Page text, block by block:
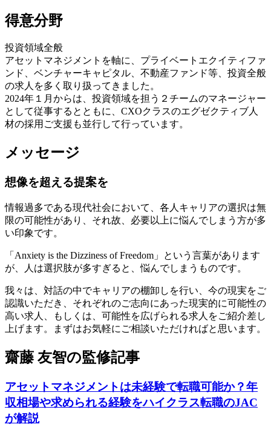
得意分野
投資領域全般
アセットマネジメントを軸に、プライベートエクイティファ
ンド、ベンチャーキャピタル、不動産ファンド等、投資全般
の求人を多く取り扱ってきました。
2024年１月からは、投資領域を担う２チームのマネージャー
として従事するとともに、CXOクラスのエグゼクティブ人
材の採用ご支援も並行して行っています。
メッセージ
想像を超える提案を
情報過多である現代社会において、各人キャリアの選択は無
限の可能性があり、それ故、必要以上に悩んでしまう方が多
い印象です。
「Anxiety is the Dizziness of Freedom」という言葉があります
が、人は選択肢が多すぎると、悩んでしまうものです。
我々は、対話の中でキャリアの棚卸しを行い、今の現実をご
認識いただき、それぞれのご志向にあった現実的に可能性の
高い求人、もしくは、可能性を広げられる求人をご紹介差し
上げます。まずはお気軽にご相談いただければと思います。
齋藤 友智の監修記事
アセットマネジメントは未経験で転職可能か？年
収相場や求められる経験をハイクラス転職のJAC
が解説